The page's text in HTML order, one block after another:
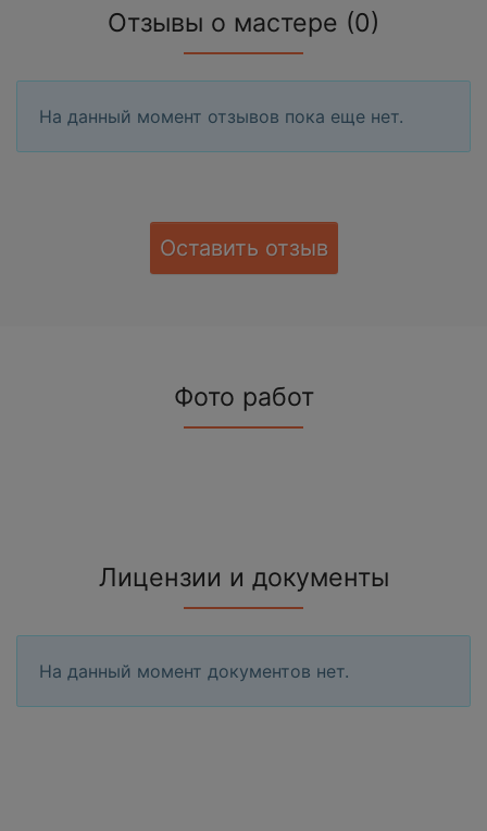
Отзывы о мастере (0)
На данный момент отзывов пока еще нет.
Оставить отзыв
Фото работ
Лицензии и документы
На данный момент документов нет.